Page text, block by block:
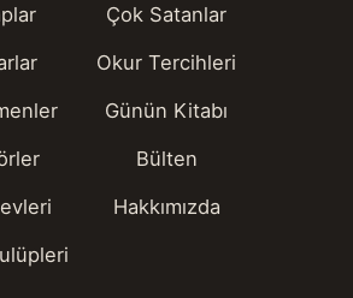
Çok Satanlar
Okur Tercihleri
Günün Kitabı
Bülten
Hakkımızda